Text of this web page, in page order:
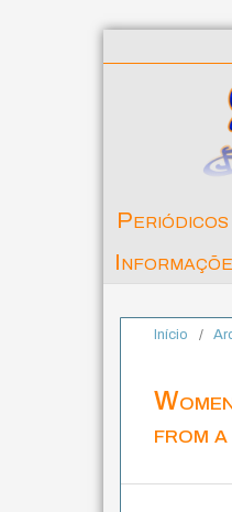
Início /
from